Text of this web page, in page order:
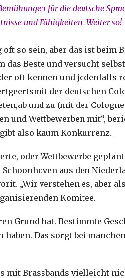
für die deutsche
und Fähigkeiten. Weiter so!
so sein, aber das ist beim
das Beste und versucht
oft kennen und jedenfalls
der deutschen
und zu (mit der
und Wettbewerben mit“,
also kaum Konkurrenz.
oder Wettbewerbe
aus den
„Wir verstehen es, aber
Komitee.
Grund hat. Bestimmte
Das sorgt bei
mit Brassbands vielleicht